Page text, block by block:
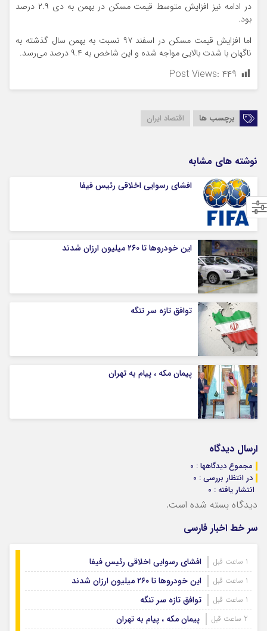
در ادامه نیز افزایش متوسط قیمت مسکن در بهمن به دی ۲.۹ درصد
بود.
اما افزایش قیمت مسکن در اسفند ۹۷ نسبت به بهمن سال گذشته به
ناگهان با شدت بالایی مواجه شده و این شاخص به ۹.۴ درصد می‌رسد.
Post Views: ۴۴۹
برچسب ها اقتصاد ایران
نوشته های مشابه
افشای رسوایی اخلاقی رئیس فیفا
این خودروها تا ۲۶۰ میلیون ارزان شدند
توافق تازه سر تنگه
پیمان مکه ، پیام به تهران
ارسال دیدگاه
مجموع دیدگاهها : 0
در انتظار بررسی : 0
انتشار یافته : ۰
دیدگاه بسته شده است.
سر خط اخبار فارسی
افشای رسوایی اخلاقی رئیس فیفا
این خودروها تا ۲۶۰ میلیون ارزان شدند
توافق تازه سر تنگه
پیمان مکه ، پیام به تهران